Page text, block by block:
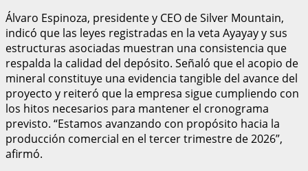
Álvaro Espinoza, presidente y CEO de Silver Mountain,
indicó que las leyes registradas en la veta Ayayay y sus
estructuras asociadas muestran una consistencia que
respalda la calidad del depósito. Señaló que el acopio de
mineral constituye una evidencia tangible del avance del
proyecto y reiteró que la empresa sigue cumpliendo con
los hitos necesarios para mantener el cronograma
previsto. “Estamos avanzando con propósito hacia la
producción comercial en el tercer trimestre de 2026”,
afirmó.